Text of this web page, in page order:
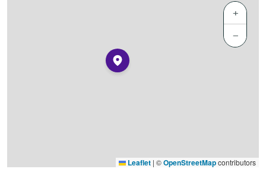
+
−
Leaflet | ©OpenStreetMapcontributors